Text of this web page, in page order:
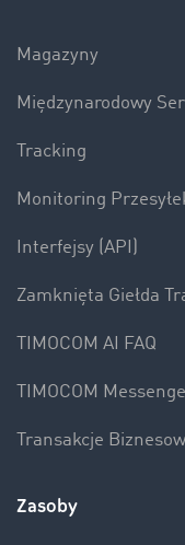
Magazyny
Międzynarodowy
Tracking
Monitoring
Interfejsy (API)
Zamknięta Giełda
TIMOCOM AI FAQ
TIMOCOM
Transakcje
Zasoby